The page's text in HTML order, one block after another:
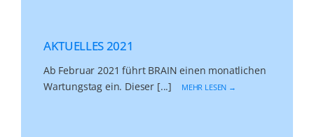
AKTUELLES 2021
Ab Februar 2021 führt BRAIN einen monatlichen
Wartungstag ein. Dieser [...]
MEHR LESEN →